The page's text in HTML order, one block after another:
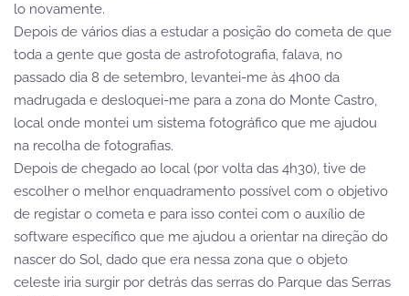
lo novamente.
Depois de vários dias a estudar a posição do cometa de que
toda a gente que gosta de astrofotografia, falava, no
passado dia 8 de setembro, levantei-me às 4h00 da
madrugada e desloquei-me para a zona do Monte Castro,
local onde montei um sistema fotográfico que me ajudou
na recolha de fotografias.
Depois de chegado ao local (por volta das 4h30), tive de
escolher o melhor enquadramento possível com o objetivo
de registar o cometa e para isso contei com o auxílio de
software específico que me ajudou a orientar na direção do
nascer do Sol, dado que era nessa zona que o objeto
celeste iria surgir por detrás das serras do Parque das Serras